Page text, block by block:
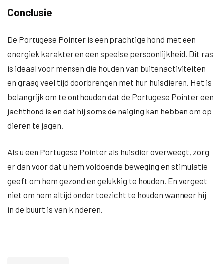
Conclusie
De Portugese Pointer is een prachtige hond met een
energiek karakter en een speelse persoonlijkheid. Dit ras
is ideaal voor mensen die houden van buitenactiviteiten
en graag veel tijd doorbrengen met hun huisdieren. Het is
belangrijk om te onthouden dat de Portugese Pointer een
jachthond is en dat hij soms de neiging kan hebben om op
dieren te jagen.
Als u een Portugese Pointer als huisdier overweegt, zorg
er dan voor dat u hem voldoende beweging en stimulatie
geeft om hem gezond en gelukkig te houden. En vergeet
niet om hem altijd onder toezicht te houden wanneer hij
in de buurt is van kinderen.